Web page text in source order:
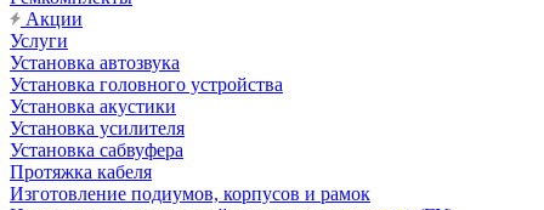
Акции
Услуги
Установка автозвука
Установка головного устройства
Установка акустики
Установка усилителя
Установка сабвуфера
Протяжка кабеля
Изготовление подиумов, корпусов и рамок